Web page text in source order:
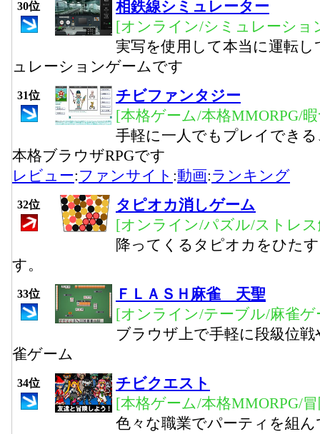
30位
相鉄線シミュレーター
[オンライン/シミュレーショ
実写を使用して本当に運転
ュレーションゲームです
31位
チビファンタジー
[本格ゲーム/本格MMORPG/
手軽に一人でもプレイでき
本格ブラウザRPGです
レビュー:ファンサイト :動画:ランキング
32位
タピオカ消しゲーム
[オンライン/パズル/ストレ
降ってくるタピオカをひた
す。
33位
ＦＬＡＳＨ麻雀 天聖
[オンライン/テーブル/麻雀ゲ
ブラウザ上で手軽に段級位
雀ゲーム
34位
チビクエスト
[本格ゲーム/本格MMORPG/
色々な職業でパーティを組